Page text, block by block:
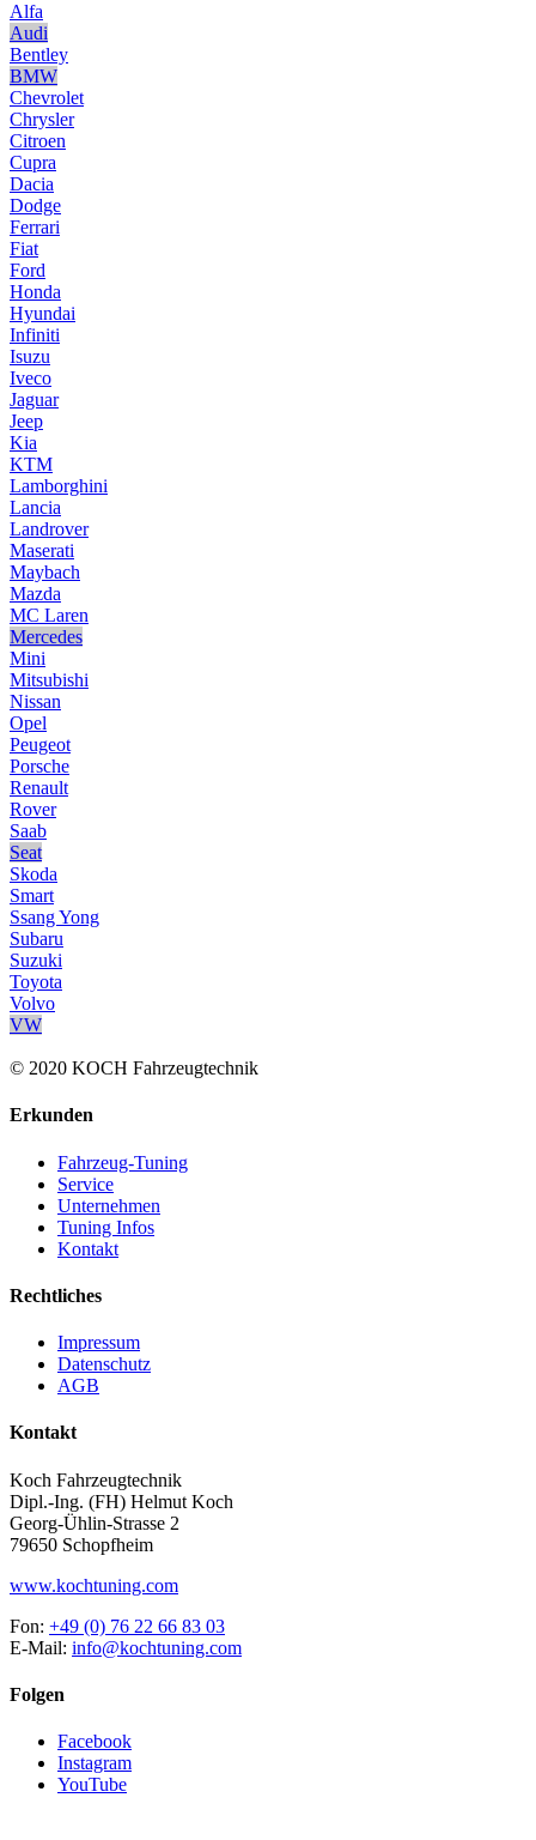
Alfa
Audi
Bentley
BMW
Chevrolet
Chrysler
Citroen
Cupra
Dacia
Dodge
Ferrari
Fiat
Ford
Honda
Hyundai
Infiniti
Isuzu
Iveco
Jaguar
Jeep
Kia
KTM
Lamborghini
Lancia
Landrover
Maserati
Maybach
Mazda
MC Laren
Mercedes
Mini
Mitsubishi
Nissan
Opel
Peugeot
Porsche
Renault
Rover
Saab
Seat
Skoda
Smart
Ssang Yong
Subaru
Suzuki
Toyota
Volvo
VW
© 2020 KOCH Fahrzeugtechnik
Erkunden
Fahrzeug-Tuning
Service
Unternehmen
Tuning Infos
Kontakt
Rechtliches
Impressum
Datenschutz
AGB
Kontakt
Koch Fahrzeugtechnik
Dipl.-Ing. (FH) Helmut Koch
Georg-Ühlin-Strasse 2
79650 Schopfheim
www.kochtuning.com
Fon: +49 (0) 76 22 66 83 03
E-Mail: info@kochtuning.com
Folgen
Facebook
Instagram
YouTube